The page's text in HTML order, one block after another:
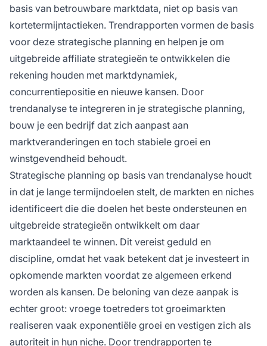
basis van betrouwbare marktdata, niet op basis van
kortetermijntactieken. Trendrapporten vormen de basis
voor deze strategische planning en helpen je om
uitgebreide affiliate strategieën te ontwikkelen die
rekening houden met marktdynamiek,
concurrentiepositie en nieuwe kansen. Door
trendanalyse te integreren in je strategische planning,
bouw je een bedrijf dat zich aanpast aan
marktveranderingen en toch stabiele groei en
winstgevendheid behoudt.
Strategische planning op basis van trendanalyse houdt
in dat je lange termijndoelen stelt, de markten en niches
identificeert die die doelen het beste ondersteunen en
uitgebreide strategieën ontwikkelt om daar
marktaandeel te winnen. Dit vereist geduld en
discipline, omdat het vaak betekent dat je investeert in
opkomende markten voordat ze algemeen erkend
worden als kansen. De beloning van deze aanpak is
echter groot: vroege toetreders tot groeimarkten
realiseren vaak exponentiële groei en vestigen zich als
autoriteit in hun niche. Door trendrapporten te